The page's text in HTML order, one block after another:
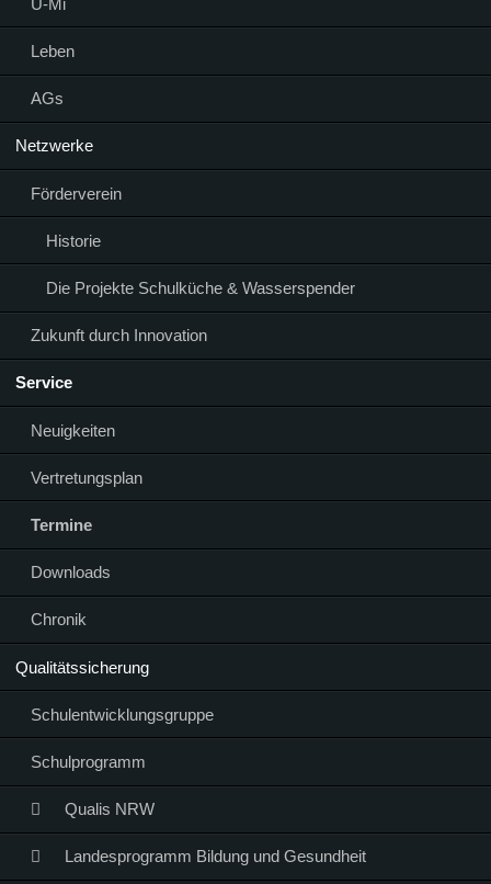
Leben
AGs
Netzwerke
Förderverein
Historie
Die Projekte Schulküche & Wasserspender
Zukunft durch Innovation
Service
Neuigkeiten
Vertretungsplan
Termine
Downloads
Chronik
Qualitätssicherung
Schulentwicklungsgruppe
Schulprogramm
Qualis NRW
Landesprogramm Bildung und Gesundheit